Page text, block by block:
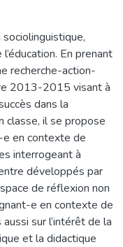
En prenant
recherche-action-
2013-2015 visant à
dans la
classe, il se propose
e en contexte de
interrogeant à
développés par
de réflexion non
e en contexte de
sur l’intérêt de la
et la didactique